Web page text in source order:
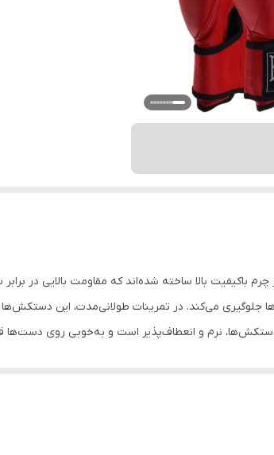
باکیفیت بالا ساخته شده‌اند که مقاومت بالایی در
جلوگیری می‌کند. در تمرینات طولانی‌مدت، این
نرم و انعطاف‌پذیر است و به‌خوبی روی دست‌ها
کوچک جنس: چرم, پلی‌اورتان مناسب برای ورزش:
زنی